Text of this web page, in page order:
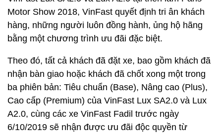
Motor Show 2018, VinFast quyết định tri ân khách
hàng, những người luôn đồng hành, ủng hộ hãng
bằng một chương trình ưu đãi đặc biệt.
Theo đó, tất cả khách đã đặt xe, bao gồm khách đã
nhận bàn giao hoặc khách đã chốt xong một trong
ba phiên bản: Tiêu chuẩn (Base), Nâng cao (Plus),
Cao cấp (Premium) của VinFast Lux SA2.0 và Lux
A2.0, cùng các xe VinFast Fadil trước ngày
6/10/2019 sẽ nhận được ưu đãi độc quyền từ